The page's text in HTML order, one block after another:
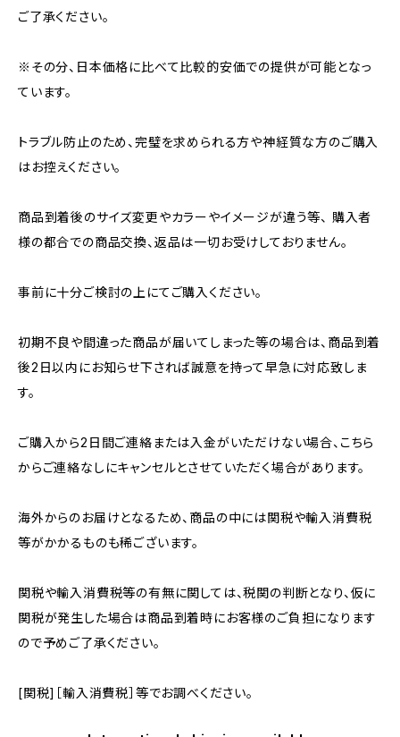
ご了承ください。
※その分、日本価格に比べて比較的安価での提供が可能となっ
ています。
トラブル防止のため、完璧を求められる方や神経質な方のご購入
はお控えください。
商品到着後のサイズ変更やカラーやイメージが違う等、 購入者
様の都合での商品交換、返品は一切お受けしておりません。
事前に十分ご検討の上にてご購入ください。
初期不良や間違った商品が届いてしまった等の場合は、商品到着
後2日以内にお知らせ下されば誠意を持って早急に対応致しま
す。
ご購入から2日間ご連絡または入金がいただけない場合、こちら
からご連絡なしにキャンセルとさせていただく場合があります。
海外からのお届けとなるため、商品の中には関税や輸入消費税
等がかかるものも稀ございます。
関税や輸入消費税等の有無に関しては、税関の判断となり、仮に
関税が発生した場合は商品到着時にお客様のご負担になります
ので予めご了承ください。
[関税]［輸入消費税］等でお調べください。